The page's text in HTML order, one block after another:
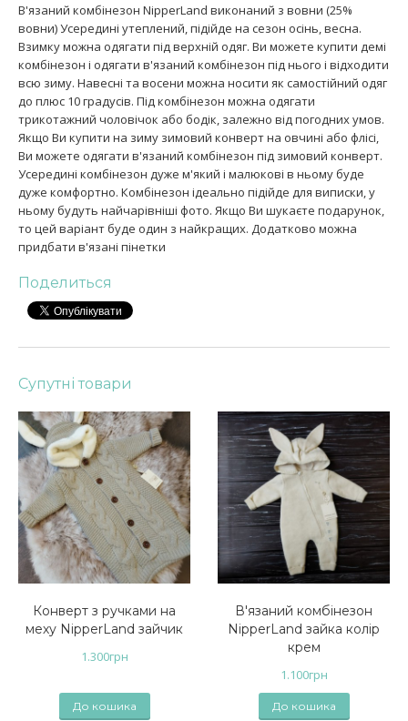
В'язаний комбінезон NipperLand виконаний з вовни (25%
вовни) Усередині утеплений, підійде на сезон осінь, весна.
Взимку можна одягати під верхній одяг. Ви можете купити демі
комбінезон і одягати в'язаний комбінезон під нього і відходити
всю зиму. Навесні та восени можна носити як самостійний одяг
до плюс 10 градусів. Під комбінезон можна одягати
трикотажний чоловічок або бодік, залежно від погодних умов.
Якщо Ви купити на зиму зимовий конверт на овчині або флісі,
Ви можете одягати в'язаний комбінезон під зимовий конверт.
Усередині комбінезон дуже м'який і малюкові в ньому буде
дуже комфортно. Комбінезон ідеально підійде для виписки, у
ньому будуть найчарівніші фото. Якщо Ви шукаєте подарунок,
то цей варіант буде один з найкращих. Додатково можна
придбати в'язані пінетки
Поделиться
Супутні товари
Конверт з ручками на
меху NipperLand зайчик
1.300грн
До кошика
В'язаний комбінезон
NipperLand зайка колір
крем
1.100грн
До кошика